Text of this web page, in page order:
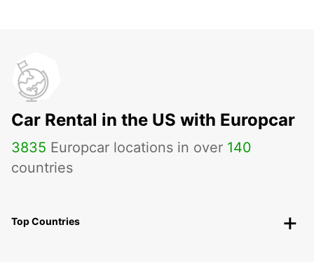
Car Rental in the US with Europcar
3835 Europcar locations in over 140
countries
Top Countries